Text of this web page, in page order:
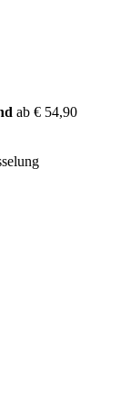
ab € 54,90